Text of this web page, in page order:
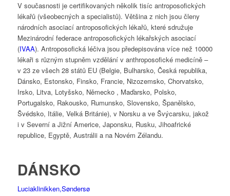
V současnosti je certifikovaných několik tisíc antroposofických
lékařů (všeobecných a specialistů). Většina z nich jsou členy
národních asociací antroposofických lékařů, které sdružuje
Mezinárodní federace antroposofických lékařských asociací
(IVAA). Antroposofická léčiva jsou předepisována více než 10000
lékaři s různým stupněm vzdělání v anthroposofické medicíně –
v 23 ze všech 28 států EU (Belgie, Bulharsko, Česká republika,
Dánsko, Estonsko, Finsko, Francie, Nizozemsko, Chorvatsko,
Irsko, Litva, Lotyšsko, Německo , Maďarsko, Polsko,
Portugalsko, Rakousko, Rumunsko, Slovensko, Španělsko,
Švédsko, Itálie, Velká Británie), v Norsku a ve Švýcarsku, jakož
i v Severní a Jižní Americe, Japonsku, Rusku, Jihoafrické
republice, Egyptě, Austrálii a na Novém Zélandu.
DÁNSKO
Luciaklinikken,Søndersø